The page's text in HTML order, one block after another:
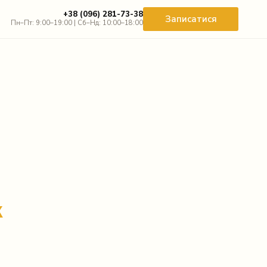
+38 (096) 281-73-38
Пн–Пт: 9:00–19:00 | Сб–Нд: 10:00–18:00 Записатися